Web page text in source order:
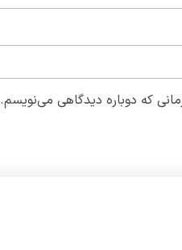
که دوباره دیدگاهی می‌نویسم.